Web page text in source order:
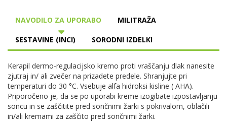
NAVODILO ZA UPORABO MILITRAŽA
SESTAVINE (INCI) SORODNI IZDELKI
Kerapil dermo-regulacijsko kremo proti vraščanju dlak nanesite
zjutraj in/ ali zvečer na prizadete predele. Shranjujte pri
temperaturi do 30 °C. Vsebuje alfa hidroksi kisline ( AHA).
Priporočeno je, da se po uporabi kreme izogibate izpostavljanju
soncu in se zaščitite pred sončnimi žarki s pokrivalom, oblačili
in/ali kremami za zaščito pred sončnimi žarki.